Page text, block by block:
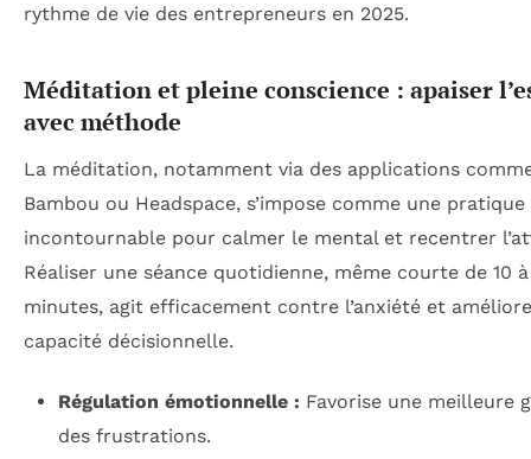
rythme de vie des entrepreneurs en 2025.
Méditation et pleine conscience : apaiser
avec méthode
La méditation, notamment via des applications
Bambou ou Headspace, s’impose comme une pratique
incontournable pour calmer le mental et recentrer
Réaliser une séance quotidienne, même courte de 10
minutes, agit efficacement contre l’anxiété et
capacité décisionnelle.
Régulation émotionnelle : Favorise une meilleure
des frustrations.